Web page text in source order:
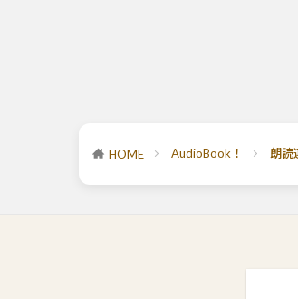
HOME AudioBook！ 朗